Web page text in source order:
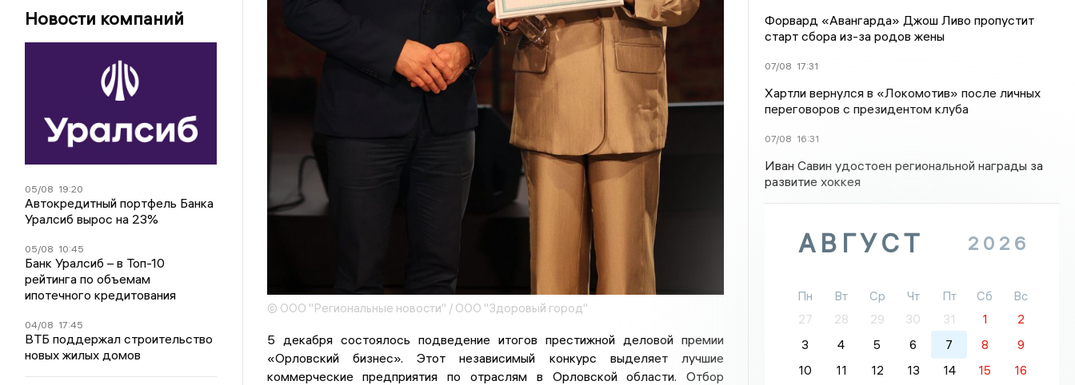
Новости компаний
05/08 19:20
Автокредитный портфель Банка
Уралсиб вырос на 23%
05/08 10:45
Банк Уралсиб – в Топ-10
рейтинга по объемам
ипотечного кредитования
04/08 17:45
ВТБ поддержал строительство
новых жилых домов
© ООО "Региональные новости" / ООО "Здоровый город"
5 декабря состоялось подведение итогов престижной деловой премии
«Орловский бизнес». Этот независимый конкурс выделяет лучшие
коммерческие предприятия по отраслям в Орловской области. Отбор
Форвард «Авангарда» Джош Ливо пропустит
старт сбора из-за родов жены
07/08 17:31
Хартли вернулся в «Локомотив» после личных
переговоров с президентом клуба
07/08 16:31
Иван Савин удостоен региональной награды за
развитие хоккея
АВГУСТ 2026
Пн Вт Ср Чт Пт Сб
Вс
27
28 29 30 31 1
2
3
4 5 6 7 8
9
10
11 12 13 14 15
16